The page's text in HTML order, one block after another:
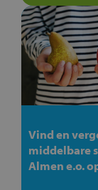
Vind en
middelbare
Almen e.o.